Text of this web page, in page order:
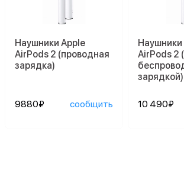
Наушники Apple
AirPods 2 (проводная
зарядка)
9880₽ сообщить
Наушники
AirPods 2
зарядкой)
10 490₽